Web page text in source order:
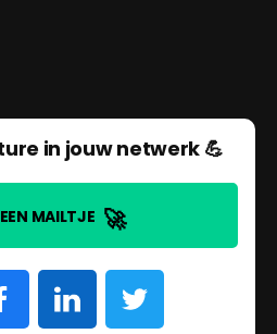
in jouw netwerk 💪
MAILTJE 🚀